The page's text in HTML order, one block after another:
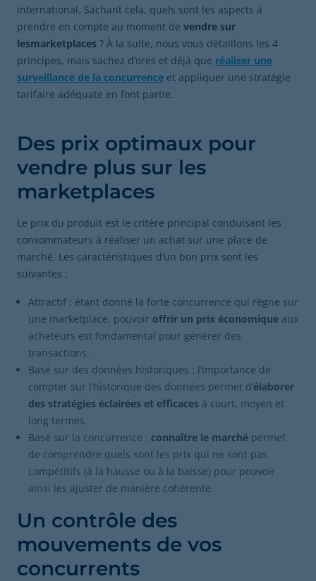
international. Sachant cela, quels sont les aspects à
prendre en compte au moment de vendre sur
lesmarketplaces ? À la suite, nous vous détaillons les 4
principes, mais sachez d’ores et déjà que réaliser une
surveillance de la concurrence et appliquer une stratégie
tarifaire adéquate en font partie.
Des prix optimaux pour
vendre plus sur les
marketplaces
Le prix du produit est le critère principal conduisant les
consommateurs à réaliser un achat sur une place de
marché. Les caractéristiques d’un bon prix sont les
suivantes :
Attractif : étant donné la forte concurrence qui règne sur
une marketplace, pouvoir offrir un prix économique aux
acheteurs est fondamental pour générer des
transactions.
Basé sur des données historiques : l’importance de
compter sur l’historique des données permet d’élaborer
des stratégies éclairées et efficaces à court, moyen et
long termes.
Basé sur la concurrence : connaître le marché permet
de comprendre quels sont les prix qui ne sont pas
compétitifs (à la hausse ou à la baisse) pour pouvoir
ainsi les ajuster de manière cohérente.
Un contrôle des
mouvements de vos
concurrents